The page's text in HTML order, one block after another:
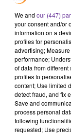
L'AUTISME :
Autisme :
We and our (447)
your consent and/or
information on a
profiles for
advertising;
performance;
of data from
profiles to
content; Use limited
detect fraud, and fix
Save and
process personal
following
requested; Use